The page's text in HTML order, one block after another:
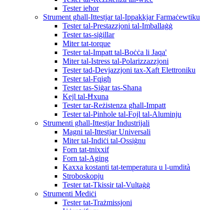
Tester ieħor
Strument għall-Ittestjar tal-Ippakkjar Farmaċewtiku
Tester tal-Prestazzjoni tal-Imballaġġ
Tester tas-siġillar
Miter tat-torque
Tester tal-Impatt tal-Boċċa li Jaqa'
Miter tal-Istress tal-Polarizzazzjoni
Tester tad-Devjazzjoni tax-Xaft Elettroniku
Tester tal-Fqigħ
Tester tas-Siġar tas-Sħana
Kejl tal-Ħxuna
Tester tar-Reżistenza għall-Impatt
Tester tal-Pinhole tal-Fojl tal-Aluminju
Strumenti għall-Ittestjar Industrijali
Magni tal-Ittestjar Universali
Miter tal-Indiċi tal-Ossiġnu
Forn tat-tnixxif
Forn tal-Aging
Kaxxa kostanti tat-temperatura u l-umdità
Stroboskopju
Tester tat-Tkissir tal-Vultaġġ
Strumenti Mediċi
Tester tat-Trażmissjoni